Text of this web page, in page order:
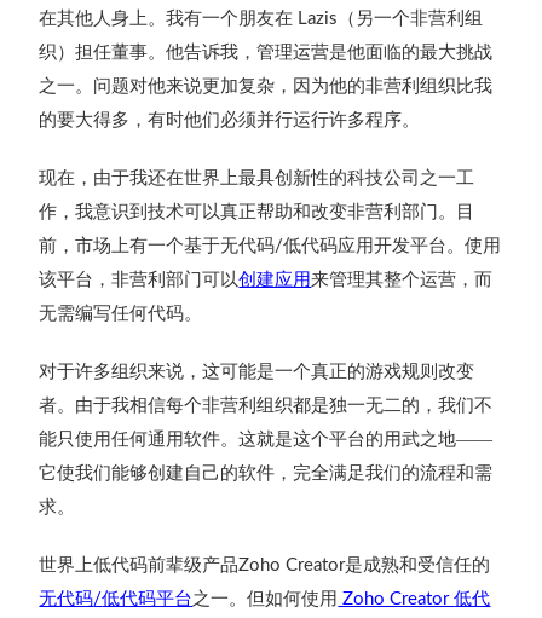
在其他人身上。我有一个朋友在 Lazis
（另一个非营利组
织）担任董事。他告诉我，管理运营是他面临的最大挑战
之一。问题对他来说更加复杂，因为他的非营利组织比我
的要大得多，有时他们必须并行运行许多程序。
现在，由于我还在世界上最具创新性的科技公司之一工
作，我意识到技术可以真正帮助和改变非营利部门。目
前，市场上有一个基于无代码/低代码应用开发平台。使用
该平台，非营利部门可以创建应用来管理其整个运营，而
无需编写任何代码。
对于许多组织来说，这可能是一个真正的游戏规则改变
者。由于我相信每个非营利组织都是独一无二的，我们不
能只使用任何通用软件。这就是这个平台的用武之地——
它使我们能够创建自己的软件，完全满足我们的流程和需
求。
世界上低代码前辈级产品Zoho Creator是成熟和受信任的
无代码/低代码平台之一。但如何使用 Zoho Creator低代